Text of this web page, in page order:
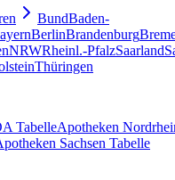
BundBaden-
BerlinBrandenburg
NRWRheinl.-PfalzSaarland
Thüringen
TabelleApotheken
Sachsen Tabelle